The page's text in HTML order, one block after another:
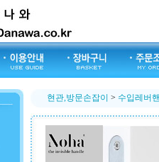
현관,방문손잡이 > 수입레버